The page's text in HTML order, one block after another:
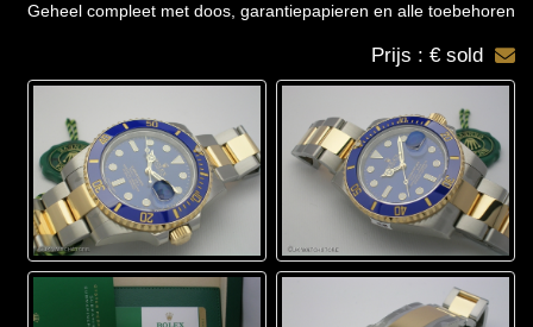
Geheel compleet met doos, garantiepapieren en alle toebehoren
Prijs : € sold